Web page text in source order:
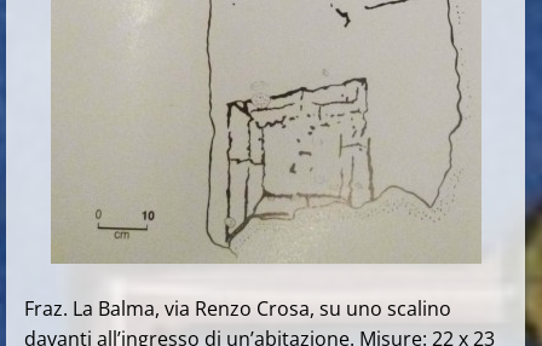
Fraz. La Balma, via Renzo Crosa, su uno scalino
davanti all’ingresso di un’abitazione. Misure: 22 x 23